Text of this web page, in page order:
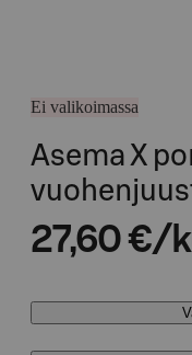
Ei valikoimassa
Asema X
27,60 €/